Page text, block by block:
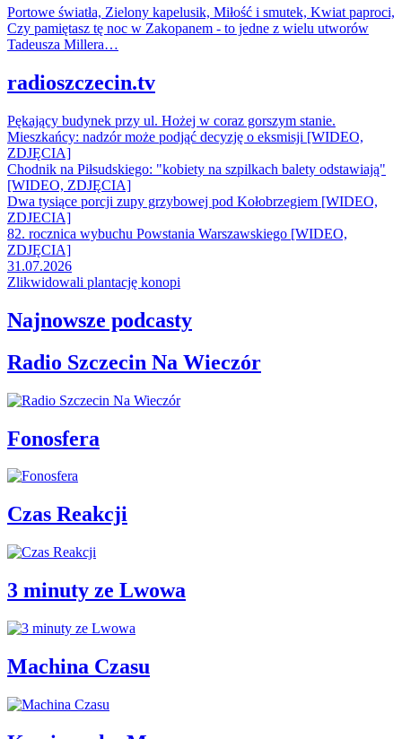
Portowe światła, Zielony kapelusik, Miłość i smutek, Kwiat paproci,
Czy pamiętasz tę noc w Zakopanem - to jedne z wielu utworów
Tadeusza Millera…
radioszczecin.tv
Pękający budynek przy ul. Hożej w coraz gorszym stanie.
Mieszkańcy: nadzór może podjąć decyzję o eksmisji [WIDEO,
ZDJĘCIA]
Chodnik na Piłsudskiego: "kobiety na szpilkach balety odstawiają"
[WIDEO, ZDJĘCIA]
Dwa tysiące porcji zupy grzybowej pod Kołobrzegiem [WIDEO,
ZDJECIA]
82. rocznica wybuchu Powstania Warszawskiego [WIDEO,
ZDJĘCIA]
31.07.2026
Zlikwidowali plantację konopi
Najnowsze podcasty
Radio Szczecin Na Wieczór
Fonosfera
Czas Reakcji
3 minuty ze Lwowa
Machina Czasu